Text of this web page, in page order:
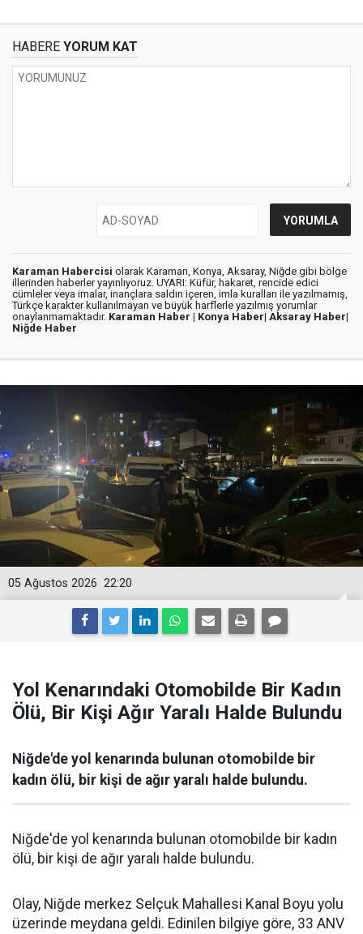
HABERE YORUM KAT
Karaman Habercisi olarak Karaman, Konya, Aksaray, Niğde gibi bölge
illerinden haberler yayınlıyoruz. UYARI: Küfür, hakaret, rencide edici
cümleler veya imalar, inançlara saldırı içeren, imla kuralları ile yazılmamış,
Türkçe karakter kullanılmayan ve büyük harflerle yazılmış yorumlar
onaylanmamaktadır. Karaman Haber | Konya Haber| Aksaray Haber|
Niğde Haber
22:20
05 Ağustos 2026
Yol Kenarındaki Otomobilde Bir Kadın
Ölü, Bir Kişi Ağır Yaralı Halde Bulundu
Niğde'de yol kenarında bulunan otomobilde bir
kadın ölü, bir kişi de ağır yaralı halde bulundu.
Niğde'de yol kenarında bulunan otomobilde bir kadın
ölü, bir kişi de ağır yaralı halde bulundu.
Olay, Niğde merkez Selçuk Mahallesi Kanal Boyu yolu
üzerinde meydana geldi. Edinilen bilgiye göre, 33 ANV